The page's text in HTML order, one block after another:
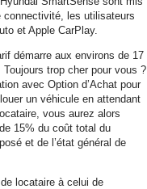
les utilisateurs
et Apple CarPlay.
démarre aux environs de 17
trop cher pour vous ?
avec Option d’Achat pour
un véhicule en attendant
vous aurez alors
15% du coût total du
et de l’état général de
locataire à celui de